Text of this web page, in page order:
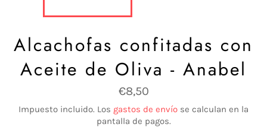
Alcachofas confitadas con
Aceite de Oliva - Anabel
Precio
habitual
€8,50
Impuesto incluido. Los gastos de envío se calculan en la
pantalla de pagos.